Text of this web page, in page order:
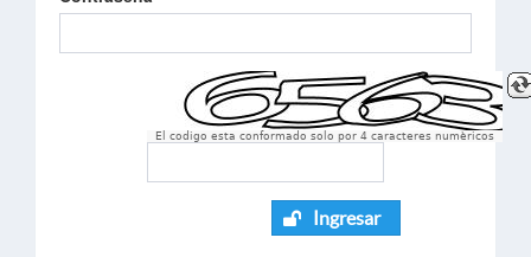
El codigo esta conformado solo por 4 caracteres numèricos
Ingresar